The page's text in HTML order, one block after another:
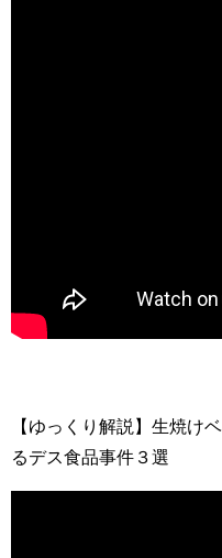
【ゆっくり解説】生焼け
るデス食品事件３選